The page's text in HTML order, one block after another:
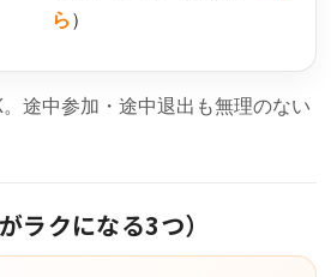
ら）
途中参加・途中退出も無理のない
ラクになる3つ）